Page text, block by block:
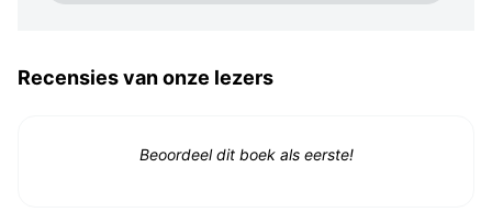
Recensies van onze lezers
Beoordeel dit boek als eerste!